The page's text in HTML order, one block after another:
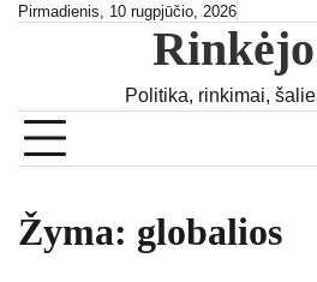
SkipPirmadienis, 10 rugpjūčio, 2026
Politika, rinkimai,
Žyma: globalios